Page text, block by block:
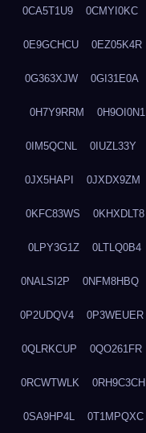
0CA5T1U9 0CMYI0KC
0E9GCHCU 0EZ05K4R
0G363XJW 0GI31E0A
0H7Y9RRM 0H9OI0N1
0IM5QCNL 0IUZL33Y
0JX5HAPI 0JXDX9ZM
0KFC83WS 0KHXDLT8
0LPY3G1Z 0LTLQ0B4
0NALSI2P 0NFM8HBQ
0P2UDQV4 0P3WEUER
0QLRKCUP 0QO261FR
0RCWTWLK 0RH9C3CH
0SA9HP4L 0T1MPQXC